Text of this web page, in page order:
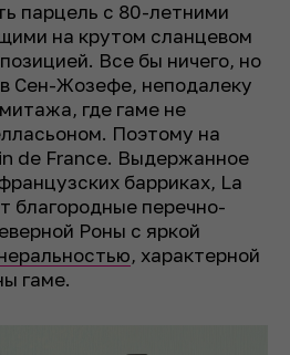
парцель с 80-летними
на крутом сланцевом
Все бы ничего, но
Сен-Жозефе, неподалеку
где гаме не
Поэтому на
de France. Выдержанное
барриках, La
благородные перечно-
Роны с яркой
, характерной
гаме.